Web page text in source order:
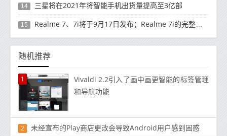
14 三星将在2021年将智能手机出货量提高至3亿部
15 Realme 7、7i将于9月17日发布；Realme 7i的完整规格并导致泄漏
随机推荐
1
Vivaldi 2.2引入了画中画更智能的标签管理
和导航功能
2 未经宣布的Play商店更改会导致Android用户感到困惑